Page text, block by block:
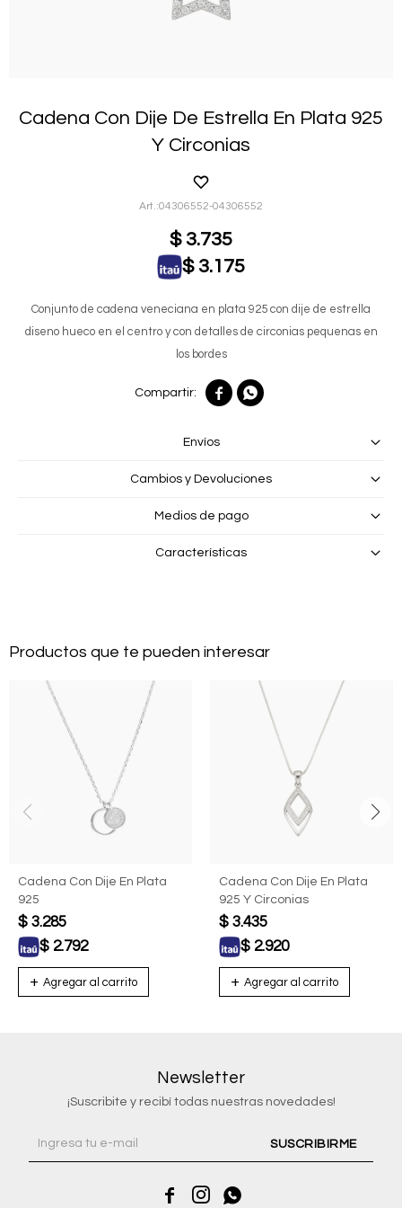
Cadena Con Dije De Estrella En Plata 925
Y Circonias
04306552-04306552
$ 3.735
$ 3.175
Conjunto de cadena veneciana en plata 925 con dije de estrella
diseno hueco en el centro y con detalles de circonias pequenas en
los bordes
 
Envíos
Cambios y Devoluciones
Medios de pago
Características
Productos que te pueden interesar
Cadena Con Dije En Plata
925
$ 3.285
$ 2.792
Cadena Con Dije En Plata
925 Y Circonias
$ 3.435
$ 2.920
Newsletter
¡Suscribite y recibí todas nuestras novedades!
SUSCRIBIRME
  